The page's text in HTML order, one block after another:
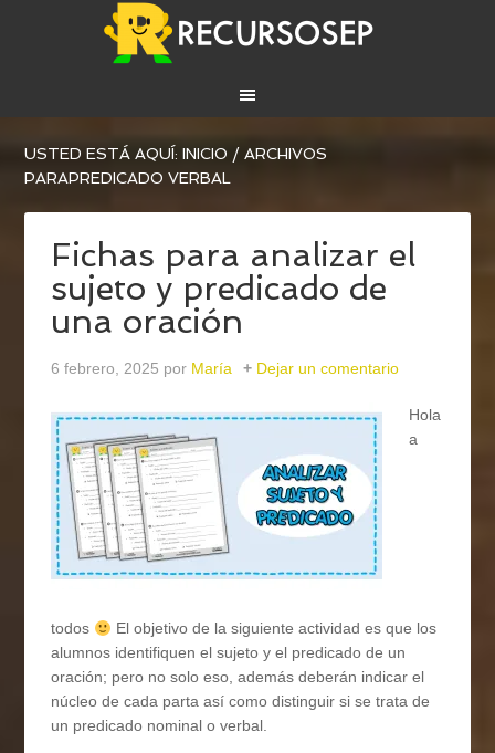
USTED ESTÁ AQUÍ:INICIO / ARCHIVOS
PARAPREDICADO VERBAL
Fichas para analizar el
sujeto y predicado de
una oración
6 febrero, 2025 por María Dejar un comentario
Hola
a
todos
El objetivo de la siguiente actividad es que los
alumnos identifiquen el sujeto y el predicado de un
oración; pero no solo eso, además deberán indicar el
núcleo de cada parta así como distinguir si se trata de
un predicado nominal o verbal.